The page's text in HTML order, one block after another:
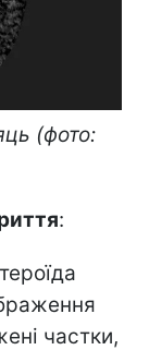
(фото:
:
частки,